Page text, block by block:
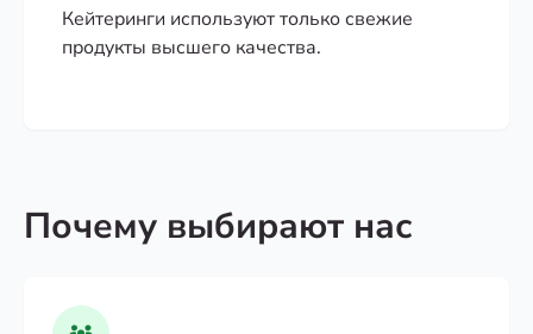
Кейтеринги используют только свежие
продукты высшего качества.
Почему выбирают нас